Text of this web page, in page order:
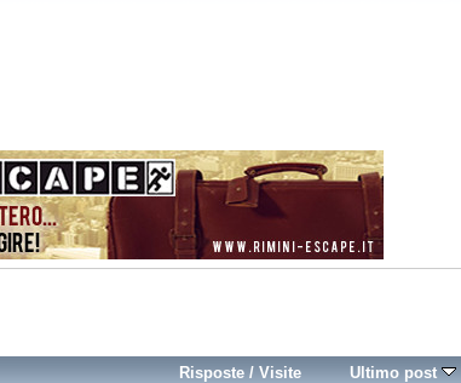
Risposte /Visite Ultimo post